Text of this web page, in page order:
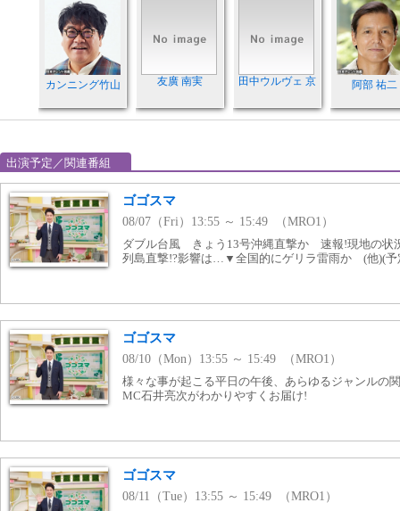
カンニング竹山 友廣 南実 田中ウルヴェ 京 阿部 祐二
出演予定／関連番組
ゴゴスマ
08/07（Fri）13:55 ～ 15:49 （MRO1）
ダブル台風 きょう13号沖縄直撃か 速報!現地の
列島直撃!?影響は…▼全国的にゲリラ雷雨か (他)(予
ゴゴスマ
08/10（Mon）13:55 ～ 15:49 （MRO1）
様々な事が起こる平日の午後、あらゆるジャンルの
MC石井亮次がわかりやすくお届け!
ゴゴスマ
08/11（Tue）13:55 ～ 15:49 （MRO1）